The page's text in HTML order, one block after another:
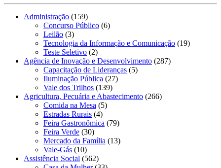
Administração (159)
Concurso Público (6)
Leilão (3)
Tecnologia da Informação e Comunicação (19)
Teste Seletivo (2)
Agência de Inovação e Desenvolvimento (287)
Capacitação de Lideranças (5)
Iluminação Pública (27)
Vale dos Trilhos (139)
Agricultura, Pecuária e Abastecimento (266)
Comida na Mesa (5)
Estradas Rurais (4)
Feira Gastronômica (79)
Feira Verde (30)
Mercado da Família (13)
Vale-Gás (10)
Assistência Social (562)